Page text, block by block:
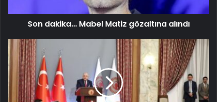
Son dakika... Mabel Matiz gözaltına alındı